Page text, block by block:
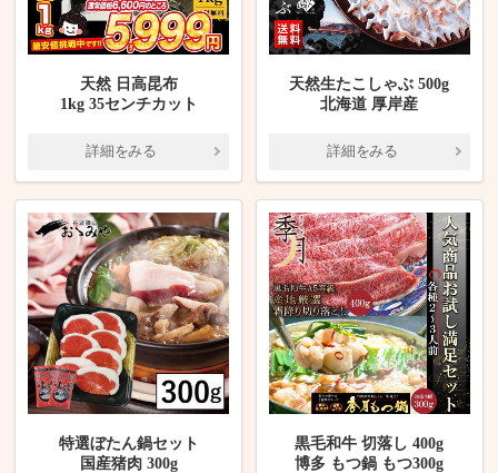
天然 日高昆布
1kg 35センチカット
詳細をみる
天然生たこしゃぶ 500g
北海道 厚岸産
詳細をみる
特選ぼたん鍋セット
国産猪肉 300g
黒毛和牛 切落し 400g
博多 もつ鍋 もつ300g